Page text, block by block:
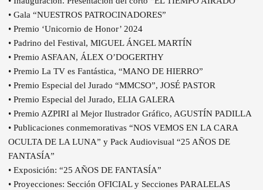
• Gala “NUESTROS PATROCINADORES”
• Premio ‘Unicornio de Honor’ 2024
• Padrino del Festival, MIGUEL ÁNGEL MARTÍN
• Premio ASFAAN, ÁLEX O’DOGERTHY
• Premio La TV es Fantástica, “MANO DE HIERRO”
• Premio Especial del Jurado “MMCSO”, JOSÉ PASTOR
• Premio Especial del Jurado, ELIA GALERA
• Premio AZPIRI al Mejor Ilustrador Gráfico, AGUSTÍN PADILLA
• Publicaciones conmemorativas “NOS VEMOS EN LA CARA
OCULTA DE LA LUNA” y Pack Audiovisual “25 AÑOS DE
FANTASÍA”
• Exposición: “25 AÑOS DE FANTASÍA”
• Proyecciones: Sección OFICIAL y Secciones PARALELAS